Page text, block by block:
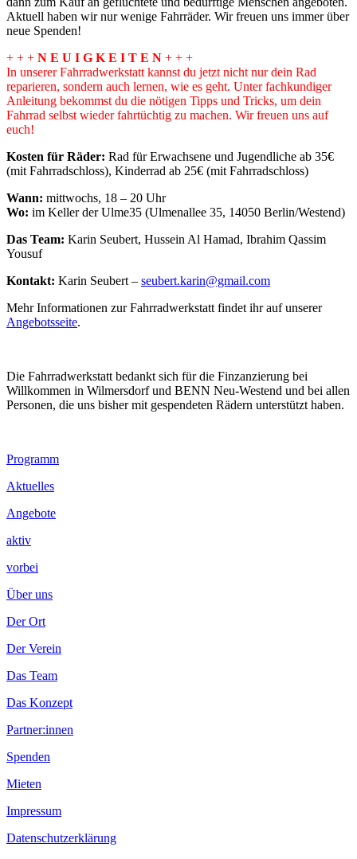
Aktuell haben wir nur wenige Fahrräder. Wir freuen uns immer über
neue Spenden!
+ + + N E U I G K E I T E N + + +
In unserer Fahrradwerkstatt kannst du jetzt nicht nur dein Rad
reparieren, sondern auch lernen, wie es geht. Unter fachkundiger
Anleitung bekommst du die nötigen Tipps und Tricks, um dein
Fahrrad selbst wieder fahrtüchtig zu machen. Wir freuen uns auf
euch!
Kosten für Räder: Rad für Erwachsene und Jugendliche ab 35€
(mit Fahrradschloss), Kinderrad ab 25€ (mit Fahrradschloss)
Wann: mittwochs, 18 – 20 Uhr
Wo: im Keller der Ulme35 (Ulmenallee 35, 14050 Berlin/Westend)
Das Team: Karin Seubert, Hussein Al Hamad, Ibrahim Qassim
Yousuf
Kontakt: Karin Seubert – seubert.karin@gmail.com
Mehr Informationen zur Fahrradwerkstatt findet ihr auf unserer
Angebotsseite.
Die Fahrradwerkstatt bedankt sich für die Finzanzierung bei
Willkommen in Wilmersdorf und BENN Neu-Westend und bei allen
Personen, die uns bisher mit gespendeten Rädern unterstützt haben.
Footer
Inhalt
Programm
Aktuelles
Angebote
aktiv
vorbei
Über uns
Der Ort
Der Verein
Das Team
Das Konzept
Partner:innen
Spenden
Mieten
Impressum
Datenschutzerklärung